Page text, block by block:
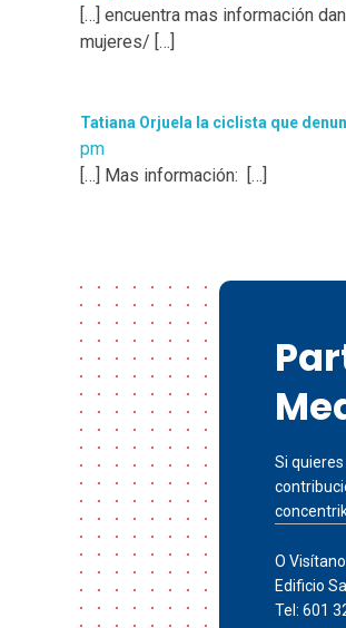
[…] encuentra mas información
mujeres/ […]
Tatiana Orjuela la ciclista que
pm
[…] Mas información: […]
Si
O
Edificio
Tel: 601